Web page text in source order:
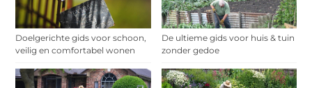
Doelgerichte gids voor schoon,
veilig en comfortabel wonen
De ultieme gids voor huis & tuin
zonder gedoe